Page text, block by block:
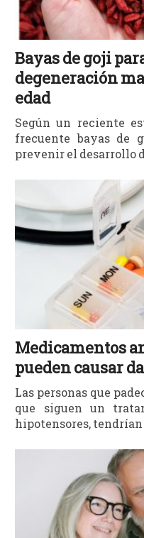
Bayas de goji
degeneración
edad
Según un reciente
frecuente bayas de
prevenir el desarrollo
Medicamentos
pueden causar
Las personas que
que siguen un
hipotensores,